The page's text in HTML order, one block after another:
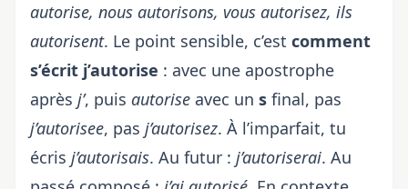
autorise, nous autorisons, vous autorisez, ils
autorisent. Le point sensible, c’est comment
s’écrit j’autorise : avec une apostrophe
après j’, puis autorise avec un s final, pas
j’autorisee, pas j’autorisez. À l’imparfait, tu
écris j’autorisais. Au futur : j’autoriserai. Au